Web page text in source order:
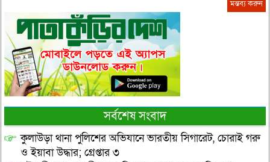
সর্বশেষ সংবাদ
কুলাউড়া থানা পুলিশের অভিযানে ভারতীয় সিগারেট, চোরাই গরু
ও ইয়াবা উদ্ধার; গ্রেপ্তার ৩